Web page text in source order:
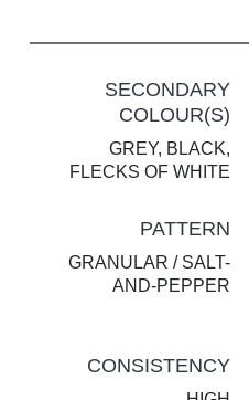
SECONDARY
COLOUR(S)
GREY, BLACK,
FLECKS OF WHITE
PATTERN
GRANULAR / SALT-
AND-PEPPER
CONSISTENCY